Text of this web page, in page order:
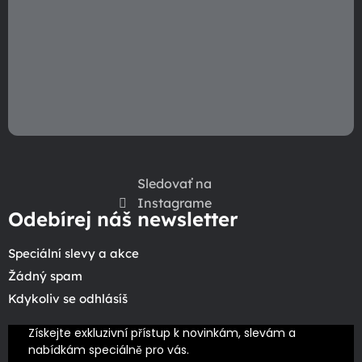
Sledovať na
Instagrame
Odebírej náš newsletter
Speciální slevy a akce
Žádný spam
Kdykoliv se odhlásíš
Získejte exkluzivní přístup k novinkám, slevám a
nabídkám speciálně pro vás.